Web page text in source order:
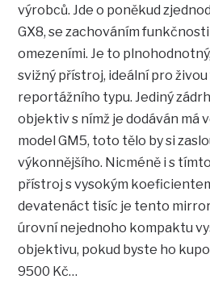
výrobců. Jde o poněkud
GX8, se zachováním
omezeními. Je to
svižný přístroj, ideální pro
reportážního typu. Jediný
objektiv s nímž je dodáván má
model GM5, toto tělo by si
výkonnějšího. Nicméně i s
přístroj s vysokým
devatenáct tisíc je tento
úrovní nejednoho kompaktu
objektivu, pokud byste ho
9500 Kč…